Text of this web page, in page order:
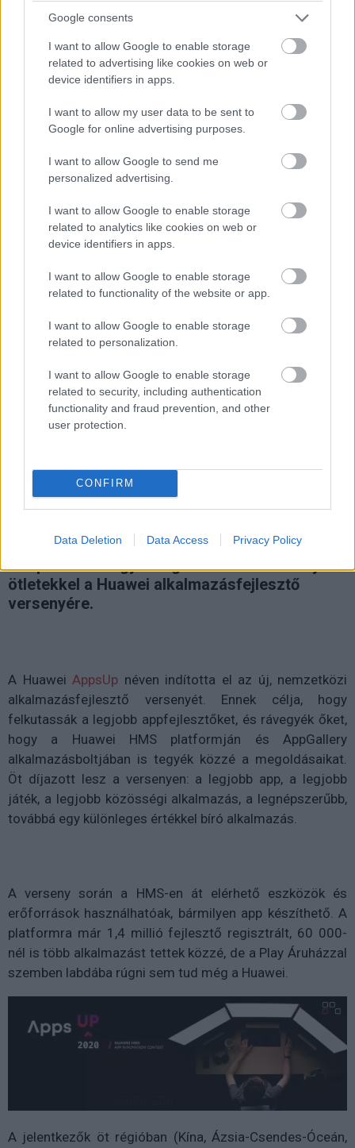
Google consents
I want to allow Google to enable storage
related to advertising like cookies on web or
device identifiers in apps.
I want to allow my user data to be sent to
Google for online advertising purposes.
I want to allow Google to send me
personalized advertising.
I want to allow Google to enable storage
related to analytics like cookies on web or
device identifiers in apps.
I want to allow Google to enable storage
related to functionality of the website or app.
I want to allow Google to enable storage
related to personalization.
I want to allow Google to enable storage
related to security, including authentication
functionality and fraud prevention, and other
user protection.
CONFIRM
Data Deletion Data Access Privacy Policy
A készletért 359,99 eurót kell majd fizetni, ami minimum
Pulzusméréssel segíti a biztonságos mozgást az új
balatoni kardioösvény (X)
Balatonalmádiban.
#lego #kódolás #robotika #fejlesztés
Nemzetközi appfejlesztő
versenyt indított a Huawei
Kedvencekhez
Harangi László|2020 július 7. 18:29
Csapatban és egyénileg is lehet nevezni a jó
ötletekkel a Huawei alkalmazásfejlesztő
versenyére.
A Huawei AppsUp néven indította el az új, nemzetközi
alkalmazásfejlesztő versenyét. Ennek célja, hogy
felkutassák a legjobb appfejlesztőket, és rávegyék őket,
hogy a Huawei HMS platformján és AppGallery
alkalmazásboltjában is tegyék közzé a megoldásaikat.
Öt díjazott lesz a versenyen: a legjobb app, a legjobb
játék, a legjobb közösségi alkalmazás, a legnépszerűbb,
továbbá egy különleges értékkel bíró alkalmazás.
A verseny során a HMS-en át elérhető eszközök és
erőforrások használhatóak, bármilyen app készíthető. A
platformra már 1,4 millió fejlesztő regisztrált, 60 000-
nél is több alkalmazást tettek közzé, de a Play Áruházzal
szemben labdába rúgni sem tud még a Huawei.
A jelentkezők öt régióban (Kína, Ázsia-Csendes-Óceán,